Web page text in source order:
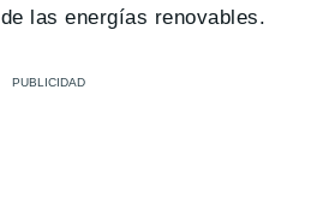
las energías renovables.